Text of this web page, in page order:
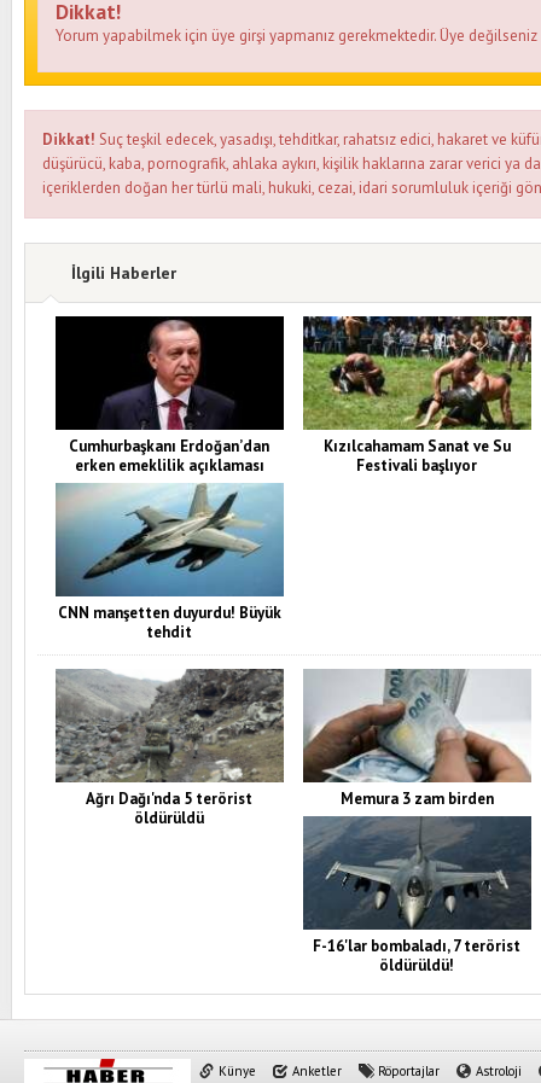
Dikkat!
Yorum yapabilmek için üye girşi yapmanız gerekmektedir. Üye
Dikkat! Suç teşkil edecek, yasadışı, tehditkar, rahatsız edici, hakaret ve
düşürücü, kaba, pornografik, ahlaka aykırı, kişilik haklarına zarar verici ya
içeriklerden doğan her türlü mali, hukuki, cezai, idari sorumluluk içeriği
İlgili Haberler
Cumhurbaşkanı Erdoğan’dan
erken emeklilik açıklaması
Kızılcahamam Sanat ve Su
Festivali başlıyor
CNN manşetten duyurdu! Büyük
tehdit
Ağrı Dağı'nda 5 terörist
öldürüldü
Memura 3 zam birden
F-16'lar bombaladı, 7 terörist
öldürüldü!
Künye Anketler Röportajlar
Astroloji